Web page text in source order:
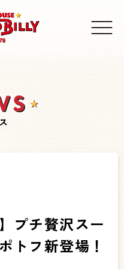
プチ贅沢スー
トフ新登場！